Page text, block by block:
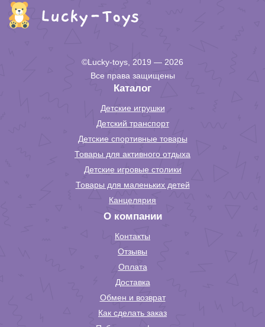
©Lucky-toys, 2019 — 2026
Все права защищены
Каталог
Детские игрушки
Детский транспорт
Детские спортивные товары
Товары для активного отдыха
Детские игровые столики
Товары для маленьких детей
Канцелярия
О компании
Контакты
Отзывы
Оплата
Доставка
Обмен и возврат
Как сделать заказ